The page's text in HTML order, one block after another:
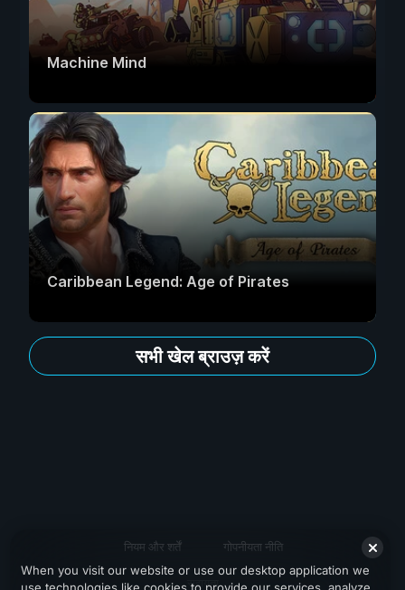
Machine Mind
Caribbean Legend: Age of Pirates
सभी खेल ब्राउज़ करें
नियम और शर्तें गोपनीयता नीति
सहायता
When you visit our website or use our desktop application we